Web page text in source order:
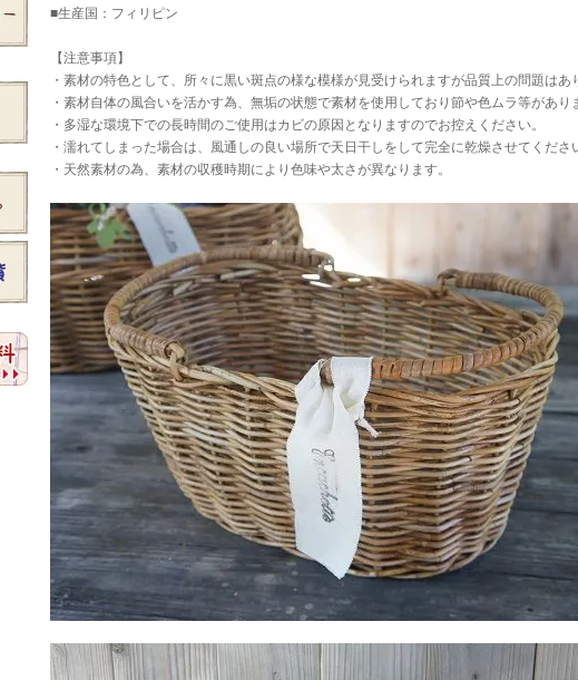
■生産国：フィリピン
【注意事項】
・素材の特色として、所々に黒い斑点の様な模様が見受けられますが品質上の問題はあ
・素材自体の風合いを活かす為、無垢の状態で素材を使用しており節や色ムラ等があり
・多湿な環境下での長時間のご使用はカビの原因となりますのでお控えください。
・濡れてしまった場合は、風通しの良い場所で天日干しをして完全に乾燥させてくださ
・天然素材の為、素材の収穫時期により色味や太さが異なります。